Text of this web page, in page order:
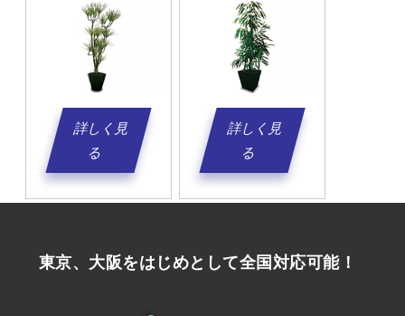
詳しく見
る
詳しく見
る
東京、大阪をはじめとして全国対応可能！